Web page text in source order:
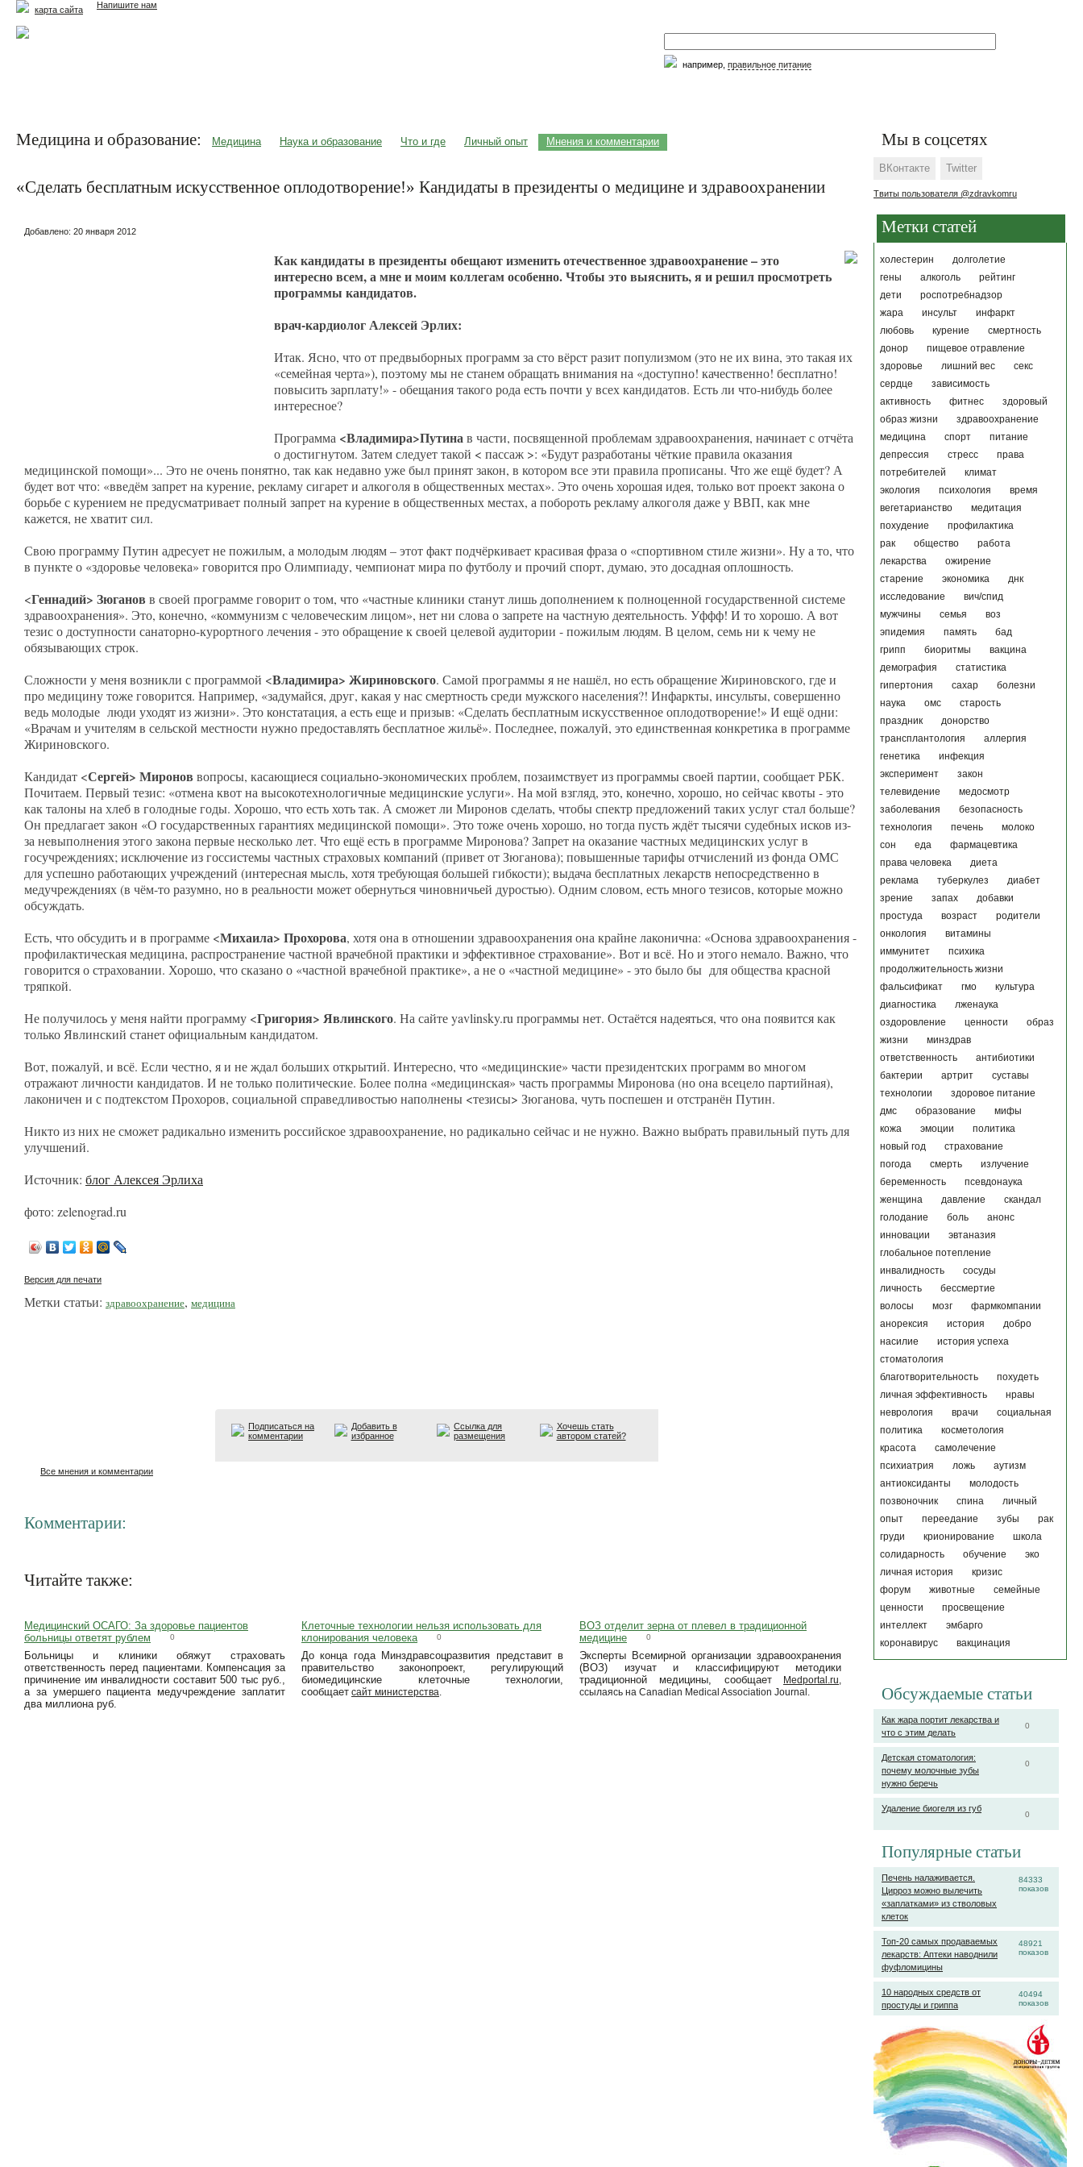
Напишите нам
например, правильное питание
карта сайта
Мы в соцсетях
ВКонтакте Twitter
Твиты пользователя @zdravkomru
Метки статей
холестерин
долголетие
гены
алкоголь
рейтинг
дети
роспотребнадзор
жара
инсульт
инфаркт
любовь
курение
смертность
донор
пищевое отравление
здоровье
лишний вес
секс
сердце
зависимость
активность
фитнес
здоровый
образ жизни
здравоохранение
медицина
спорт
питание
депрессия
стресс
права
потребителей
климат
экология
психология
время
вегетарианство
медитация
похудение
профилактика
рак
общество
работа
лекарства
ожирение
старение
экономика
днк
исследование
вич/спид
мужчины
семья
воз
эпидемия
память
бад
грипп
биоритмы
вакцина
демография
статистика
гипертония
сахар
болезни
наука
омс
старость
праздник
донорство
трансплантология
аллергия
генетика
инфекция
эксперимент
закон
телевидение
медосмотр
заболевания
безопасность
технология
печень
молоко
сон
еда
фармацевтика
права человека
диета
реклама
туберкулез
диабет
зрение
запах
добавки
простуда
возраст
родители
онкология
витамины
иммунитет
психика
продолжительность жизни
фальсификат
гмо
культура
диагностика
лженаука
оздоровление
ценности
образ
жизни
минздрав
ответственность
антибиотики
бактерии
артрит
суставы
технологии
здоровое питание
дмс
образование
мифы
кожа
эмоции
политика
новый год
страхование
погода
смерть
излучение
беременность
псевдонаука
женщина
давление
скандал
голодание
боль
анонс
инновации
эвтаназия
глобальное потепление
инвалидность
сосуды
личность
бессмертие
волосы
мозг
фармкомпании
анорексия
история
добро
насилие
история успеха
стоматология
благотворительность
похудеть
личная эффективность
нравы
неврология
врачи
социальная
политика
косметология
красота
самолечение
психиатрия
ложь
аутизм
антиоксиданты
молодость
позвоночник
спина
личный
опыт
переедание зубы
рак
груди
крионирование
школа
солидарность
обучение
эко
личная история
кризис
форум
животные
семейные
ценности
просвещение
интеллект
эмбарго
коронавирус
вакцинация
Обсуждаемые статьи
0
Как жара портит лекарства и
что с этим делать
0
Детская стоматология:
почему молочные зубы
нужно беречь
0
Удаление биогеля из губ
Популярные статьи
84333
показов
Печень налаживается.
Цирроз можно вылечить
«заплатками» из стволовых
клеток
48921
показов
Топ-20 самых продаваемых
лекарств: Аптеки наводнили
фуфломицины
40494
показов
10 народных средств от
простуды и гриппа
Медицина и образование: Медицина Наука и образование Что и где Личный опыт Мнения и комментарии
«Сделать бесплатным искусственное оплодотворение!» Кандидаты в президенты о медицине и здравоохранении
Добавлено: 20 января 2012
Как кандидаты в президенты обещают изменить отечественное здравоохранение – это
интересно всем, а мне и моим коллегам особенно. Чтобы это выяснить, я и решил просмотреть
программы кандидатов.
врач-кардиолог Алексей Эрлих:
Итак. Ясно, что от предвыборных программ за сто вёрст разит популизмом (это не их вина, это такая их
«семейная черта»), поэтому мы не станем обращать внимания на «доступно! качественно! бесплатно!
повысить зарплату!» - обещания такого рода есть почти у всех кандидатов. Есть ли что-нибудь более
интересное?
Программа <Владимира>Путинав части, посвященной проблемам здравоохранения, начинает с отчёта
о достигнутом. Затем следует такой < пассаж >: «Будут разработаны чёткие правила оказания
медицинской помощи»... Это не очень понятно, так как недавно уже был принят закон, в котором все эти правила прописаны. Что же ещё будет? А
будет вот что: «введём запрет на курение, рекламу сигарет и алкоголя в общественных местах». Это очень хорошая идея, только вот проект закона о
борьбе с курением не предусматривает полный запрет на курение в общественных местах, а побороть рекламу алкоголя даже у ВВП, как мне
кажется, не хватит сил.
Свою программу Путин адресует не пожилым, а молодым людям – этот факт подчёркивает красивая фраза о «спортивном стиле жизни». Ну а то, что
в пункте о «здоровье человека» говорится про Олимпиаду, чемпионат мира по футболу и прочий спорт, думаю, это досадная оплошность.
<Геннадий> Зюганов в своей программе говорит о том, что «частные клиники станут лишь дополнением к полноценной государственной системе
здравоохранения». Это, конечно, «коммунизм с человеческим лицом», нет ни слова о запрете на частную деятельность. Уффф! И то хорошо. А вот
тезис о доступности санаторно-курортного лечения - это обращение к своей целевой аудитории - пожилым людям. В целом, семь ни к чему не
обязывающих строк.
Сложности у меня возникли с программой <Владимира> Жириновского. Самой программы я не нашёл, но есть обращение Жириновского, где и
про медицину тоже говорится. Например, «задумайся, друг, какая у нас смертность среди мужского населения?! Инфаркты, инсульты, совершенно
ведь молодые люди уходят из жизни». Это констатация, а есть еще и призыв: «Сделать бесплатным искусственное оплодотворение!» И ещё одни:
«Врачам и учителям в сельской местности нужно предоставлять бесплатное жильё». Последнее, пожалуй, это единственная конкретика в программе
Жириновского.
Кандидат <Сергей> Миронов вопросы, касающиеся социально-экономических проблем, позаимствует из программы своей партии, сообщает РБК.
Почитаем. Первый тезис: «отмена квот на высокотехнологичные медицинские услуги». На мой взгляд, это, конечно, хорошо, но сейчас квоты - это
как талоны на хлеб в голодные годы. Хорошо, что есть хоть так. А сможет ли Миронов сделать, чтобы спектр предложений таких услуг стал больше?
Он предлагает закон «О государственных гарантиях медицинской помощи». Это тоже очень хорошо, но тогда пусть ждёт тысячи судебных исков из-
за невыполнения этого закона первые несколько лет. Что ещё есть в программе Миронова? Запрет на оказание частных медицинских услуг в
госучреждениях; исключение из госсистемы частных страховых компаний (привет от Зюганова); повышенные тарифы отчислений из фонда ОМС
для успешно работающих учреждений (интересная мысль, хотя требующая большей гибкости); выдача бесплатных лекарств непосредственно в
медучреждениях (в чём-то разумно, но в реальности может обернуться чиновничьей дуростью). Одним словом, есть много тезисов, которые можно
обсуждать.
Есть, что обсудить и в программе <Михаила> Прохорова, хотя она в отношении здравоохранения она крайне лаконична: «Основа здравоохранения -
профилактическая медицина, распространение частной врачебной практики и эффективное страхование». Вот и всё. Но и этого немало. Важно, что
говорится о страховании. Хорошо, что сказано о «частной врачебной практике», а не о «частной медицине» - это было бы для общества красной
тряпкой.
Не получилось у меня найти программу <Григория> Явлинского. На сайте yavlinsky.ru программы нет. Остаётся надеяться, что она появится как
только Явлинский станет официальным кандидатом.
Вот, пожалуй, и всё. Если честно, я и не ждал больших открытий. Интересно, что «медицинские» части президентских программ во многом
отражают личности кандидатов. И не только политические. Более полна «медицинская» часть программы Миронова (но она всецело партийная),
лаконичен и с подтекстом Прохоров, социальной справедливостью наполнены <тезисы> Зюганова, чуть поспешен и отстранён Путин.
Никто из них не сможет радикально изменить российское здравоохранение, но радикально сейчас и не нужно. Важно выбрать правильный путь для
улучшений.
Источник: блог Алексея Эрлиха
фото: zelenograd.ru
Версия для печати
Метки статьи: здравоохранение, медицина
Подписаться на
комментарии
Добавить в
избранное
Ссылка для
размещения
Хочешь стать
автором статей?
Все мнения и комментарии
Комментарии:
Читайте также:
Медицинский ОСАГО: За здоровье пациентов
больницы ответят рублем
0
Больницы и клиники обяжут страховать
ответственность перед пациентами. Компенсация за
причинение им инвалидности составит 500 тыс руб.,
а за умершего пациента медучреждение заплатит
два миллиона руб.
Клеточные технологии нельзя использовать для
клонирования человека
0
До конца года Минздравсоцразвития представит в
правительство законопроект, регулирующий
биомедицинские клеточные технологии,
сообщает сайт министерства.
ВОЗ отделит зерна от плевел в традиционной
медицине
0
Эксперты Всемирной организации здравоохранения
(ВОЗ) изучат и классифицируют методики
традиционной медицины, сообщает
Medportal.ru,
ссылаясь на Canadian Medical Association Journal.